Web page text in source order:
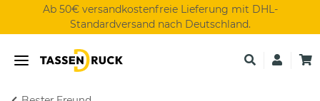
Ab 50€ versandkostenfreie Lieferung mit DHL-
Standardversand nach Deutschland.